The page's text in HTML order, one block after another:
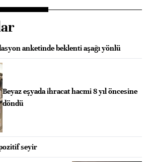
anketinde beklenti aşağı yönlü
Beyaz eşyada ihracat hacmi 8 yıl öncesine
döndü
seyir